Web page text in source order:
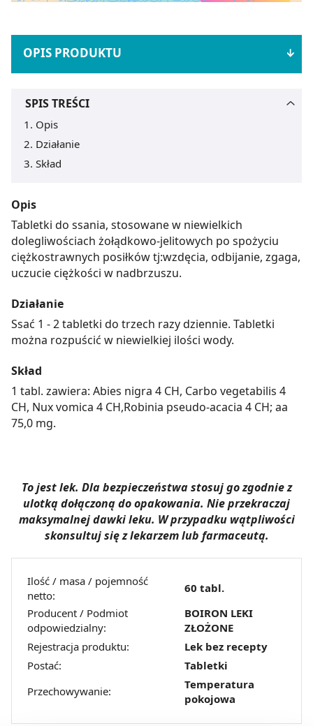
OPIS PRODUKTU
SPIS TREŚCI
Opis
Działanie
Skład
Opis
Tabletki do ssania, stosowane w niewielkich
dolegliwościach żołądkowo-jelitowych po spożyciu
ciężkostrawnych posiłków tj:wzdęcia, odbijanie, zgaga,
uczucie ciężkości w nadbrzuszu.
Działanie
Ssać 1 - 2 tabletki do trzech razy dziennie. Tabletki
można rozpuścić w niewielkiej ilości wody.
Skład
1 tabl. zawiera: Abies nigra 4 CH, Carbo vegetabilis 4
CH, Nux vomica 4 CH,Robinia pseudo-acacia 4 CH; aa
75,0 mg.
To jest lek. Dla bezpieczeństwa stosuj go zgodnie z
ulotką dołączoną do opakowania. Nie przekraczaj
maksymalnej dawki leku. W przypadku wątpliwości
skonsultuj się z lekarzem lub farmaceutą.
Ilość / masa / pojemność
netto:
60 tabl.
Producent / Podmiot
odpowiedzialny:
BOIRON LEKI
ZŁOŻONE
Rejestracja produktu:
Lek bez recepty
Postać:
Tabletki
Przechowywanie:
Temperatura
pokojowa